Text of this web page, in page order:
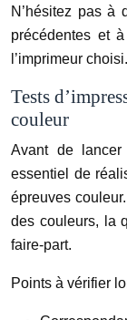
N’hésitez pas à
précédentes et
l’imprimeur choisi.
Tests
couleur
Avant de lancer
essentiel de
épreuves
des couleurs, la
faire-part.
Points à vérifier